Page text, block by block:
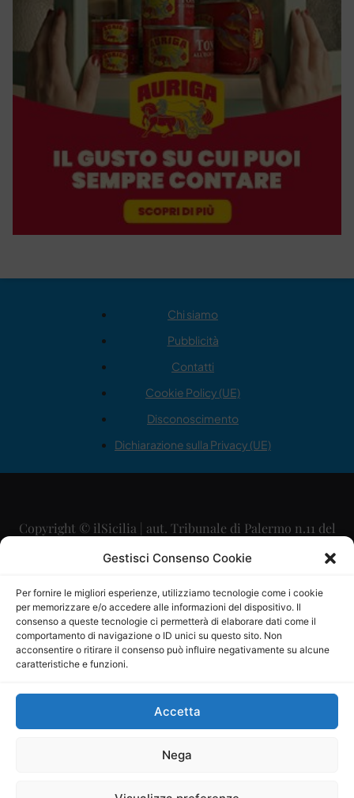
Gestisci Consenso Cookie
Per fornire le migliori esperienze, utilizziamo tecnologie come i cookie
per memorizzare e/o accedere alle informazioni del dispositivo. Il
consenso a queste tecnologie ci permetterà di elaborare dati come il
comportamento di navigazione o ID unici su questo sito. Non
acconsentire o ritirare il consenso può influire negativamente su alcune
caratteristiche e funzioni.
Accetta
Nega
Chi siamo
Pubblicità
Contatti
Cookie Policy (UE)
Disconoscimento
Dichiarazione sulla Privacy (UE)
Copyright © ilSicilia | aut. Tribunale di Palermo n.11 del
29/09/2015
Direttore Editoriale: Maurizio Scaglione
Direttore Responsabile: Maria Calabrese
P.IVA: 06334930820
Mercurio Comunicazione Società Cooperativa a r.l. è
iscritta al Registro degli Operatori di Comunicazione al